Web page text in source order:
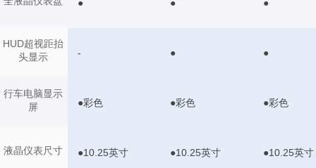
HUD超视距抬
头显示
行车电脑显示
屏
液晶仪表尺寸
● ● ●
- ● ●
●彩色 ●彩色 ●彩色
●10.25英寸 ●10.25英寸 ●10.25英寸